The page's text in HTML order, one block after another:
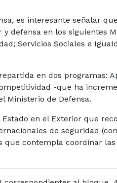
es interesante señalar
defensa en los siguientes
Servicios Sociales e
en dos programas:
-que ha
Ministerio de Defensa.
en el Exterior que
de seguridad
que contempla coordinar